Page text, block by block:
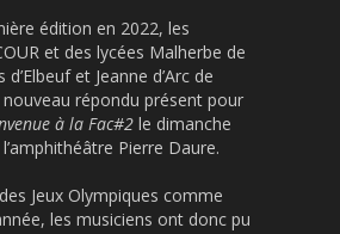
édition en 2022, les
et des lycées Malherbe de
et Jeanne d’Arc de
répondu présent pour
à la Fac#2 le dimanche
Pierre Daure.
Jeux Olympiques comme
les musiciens ont donc pu